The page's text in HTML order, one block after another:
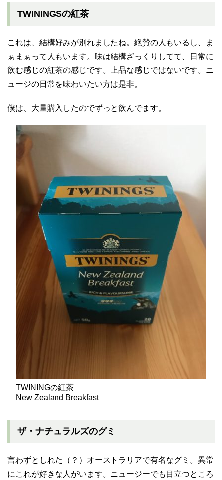
TWININGSの紅茶
これは、結構好みが別れましたね。絶賛の人もいるし、ま
ぁまぁって人もいます。味は結構ざっくりしてて、日常に
飲む感じの紅茶の感じです。上品な感じではないです。ニ
ュージの日常を味わいたい方は是非。
僕は、大量購入したのでずっと飲んでます。
TWININGの紅茶
New Zealand Breakfast
ザ・ナチュラルズのグミ
言わずとしれた（？）オーストラリアで有名なグミ。異常
にこれが好きな人がいます。ニュージーでも目立つところ